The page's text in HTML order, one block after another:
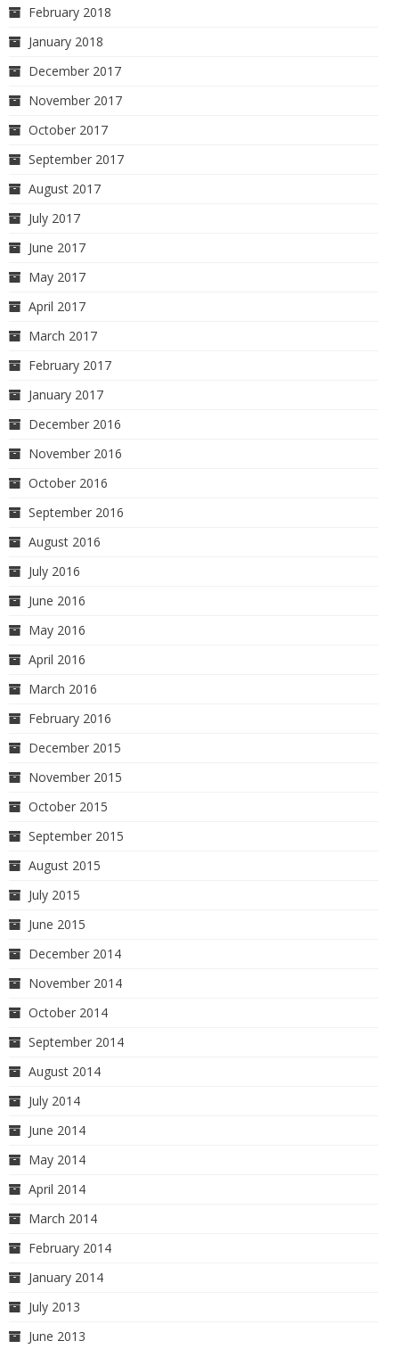
February 2018
January 2018
December 2017
November 2017
October 2017
September 2017
August 2017
July 2017
June 2017
May 2017
April 2017
March 2017
February 2017
January 2017
December 2016
November 2016
October 2016
September 2016
August 2016
July 2016
June 2016
May 2016
April 2016
March 2016
February 2016
December 2015
November 2015
October 2015
September 2015
August 2015
July 2015
June 2015
December 2014
November 2014
October 2014
September 2014
August 2014
July 2014
June 2014
May 2014
April 2014
March 2014
February 2014
January 2014
July 2013
June 2013